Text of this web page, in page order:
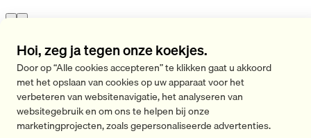
Hoi, zeg ja tegen onze koekjes.
Door op “Alle cookies accepteren” te klikken gaat u akkoord
met het opslaan van cookies op uw apparaat voor het
verbeteren van websitenavigatie, het analyseren van
websitegebruik en om ons te helpen bij onze
marketingprojecten, zoals gepersonaliseerde advertenties.